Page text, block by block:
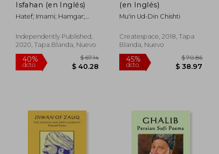
40% $ 75.59 40%
Isfahan (en Inglés)
Hatef; Imami; Hamgar;
Baha&Rsquo;I;
Sa&Rsquo;Ib; Mushtaq;
Kamal Al-Din
Independently Published,
2020, Tapa Blanda, Nuevo
(en Inglés)
Mu'in Ud-Din Chishti
Createspace, 2018, Tapa
Blanda, Nuevo